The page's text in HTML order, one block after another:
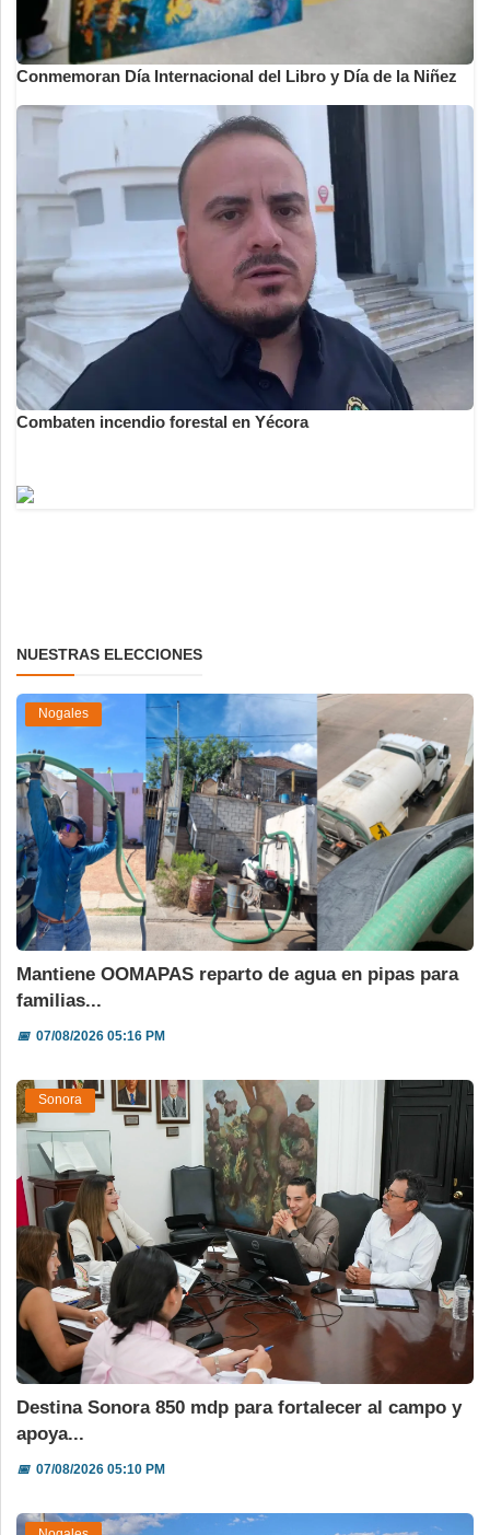
Conmemoran Día Internacional del Libro y Día de la Niñez
Combaten incendio forestal en Yécora
NUESTRAS ELECCIONES
Nogales
Mantiene OOMAPAS reparto de agua en pipas para
familias...
📅07/08/2026 05:16 PM
Sonora
Destina Sonora 850 mdp para fortalecer al campo y
apoya...
📅07/08/2026 05:10 PM